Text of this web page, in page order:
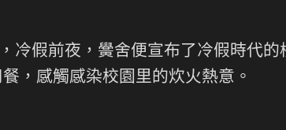
冷假前夜，黌舍便宣布了冷假時代
，感觸感染校園里的炊火熱意。